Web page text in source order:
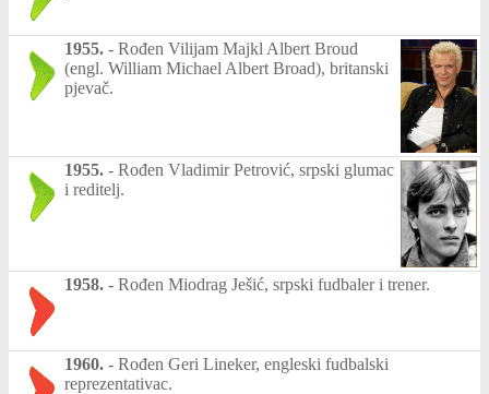
1955. - Rođen Vilijam Majkl Albert Broud
(engl. William Michael Albert Broad), britanski
pjevač.
1955. - Rođen Vladimir Petrović, srpski glumac
i reditelj.
1958. - Rođen Miodrag Ješić, srpski fudbaler i trener.
1960. - Rođen Geri Lineker, engleski fudbalski
reprezentativac.